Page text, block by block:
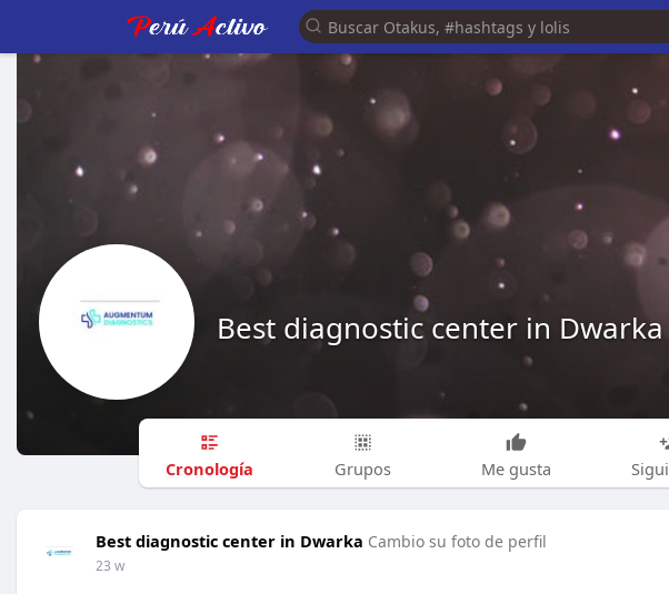
Best diagnostic center in Dwarka
Cronología Grupos Me gusta
Best diagnostic center in Dwarka Cambio su foto de perfil
23 w